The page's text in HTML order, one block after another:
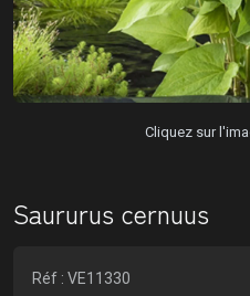
Cliquez sur
Saururus cernuus
Réf : VE11330